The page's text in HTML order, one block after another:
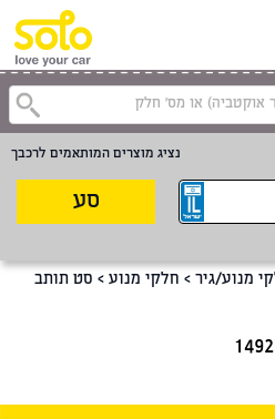
נציג מוצרים המותאמים לרכבך
סע
מנוע/גיר > חלקי מנוע > סט תותב